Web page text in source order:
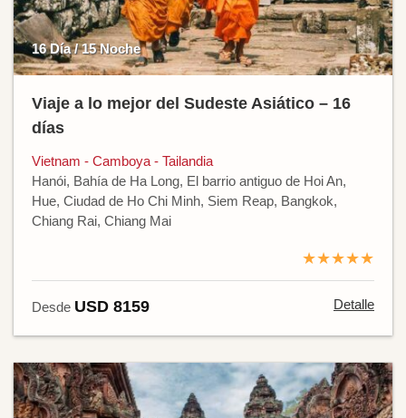
16 Día / 15 Noche
Viaje a lo mejor del Sudeste Asiático – 16
días
Vietnam - Camboya - Tailandia
Hanói, Bahía de Ha Long, El barrio antiguo de Hoi An,
Hue, Ciudad de Ho Chi Minh, Siem Reap, Bangkok,
Chiang Rai, Chiang Mai
★★★★★
Desde USD 8159 Detalle